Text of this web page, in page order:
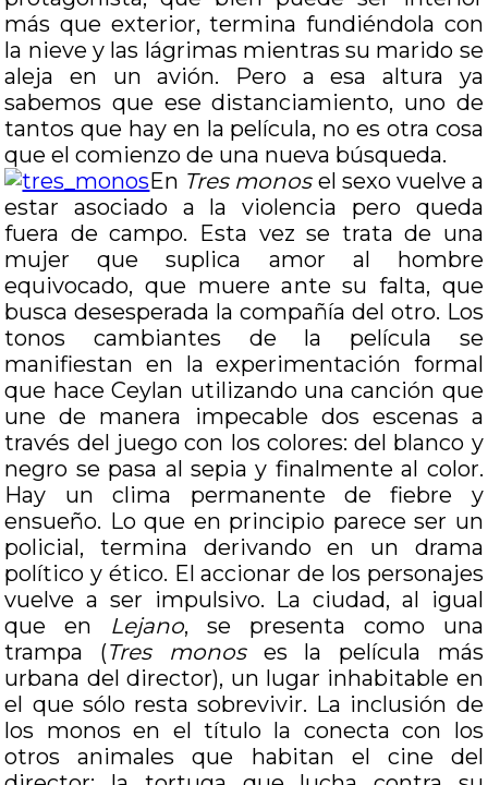
más que exterior, termina fundiéndola con
la nieve y las lágrimas mientras su marido se
aleja en un avión. Pero a esa altura ya
sabemos que ese distanciamiento, uno de
tantos que hay en la película, no es otra cosa
que el comienzo de una nueva búsqueda.
En Tres monosel sexo vuelve a
estar asociado a la violencia pero queda
fuera de campo. Esta vez se trata de una
mujer que suplica amor al hombre
equivocado, que muere ante su falta, que
busca desesperada la compañía del otro. Los
tonos cambiantes de la película se
manifiestan en la experimentación formal
que hace Ceylan utilizando una canción que
une de manera impecable dos escenas a
través del juego con los colores: del blanco y
negro se pasa al sepia y finalmente al color.
Hay un clima permanente de fiebre y
ensueño. Lo que en principio parece ser un
policial, termina derivando en un drama
político y ético. El accionar de los personajes
vuelve a ser impulsivo. La ciudad, al igual
que en Lejano, se presenta como una
trampa (Tres monoses la película más
urbana del director), un lugar inhabitable en
el que sólo resta sobrevivir. La inclusión de
los monos en el título la conecta con los
otros animales que habitan el cine del